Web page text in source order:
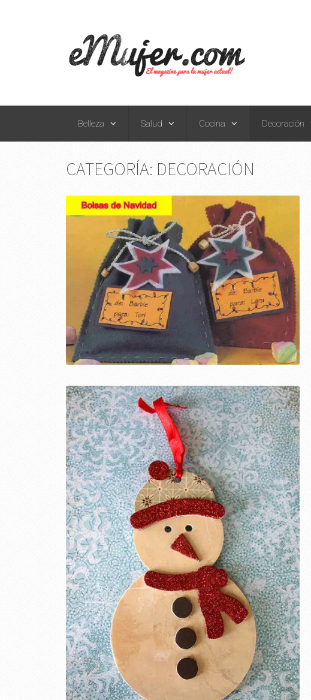
Belleza Salud Cocina Decoración
CATEGORÍA: DECORACIÓN